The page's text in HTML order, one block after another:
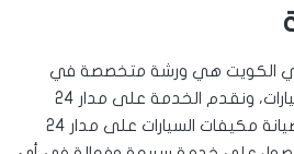
في الكويت هي ورشة متخصصة في
صيانة وإصلاح مكيفات السيارات، ونقدم الخدمة على مدار 24
ساعة. نحن نقدم خدمات صيانة مكيفات السيارات على مدار 24